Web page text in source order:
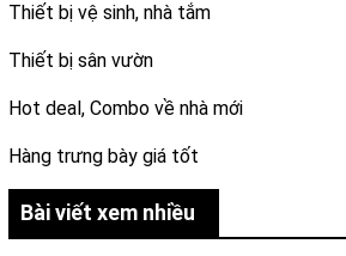
Thiết bị vệ sinh, nhà tắm
Thiết bị sân vườn
Hot deal, Combo về nhà mới
Hàng trưng bày giá tốt
Bài viết xem nhiều